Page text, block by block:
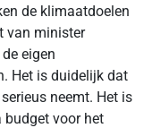
de klimaatdoelen
van minister
eigen
Het is duidelijk dat
neemt. Het is
budget voor het